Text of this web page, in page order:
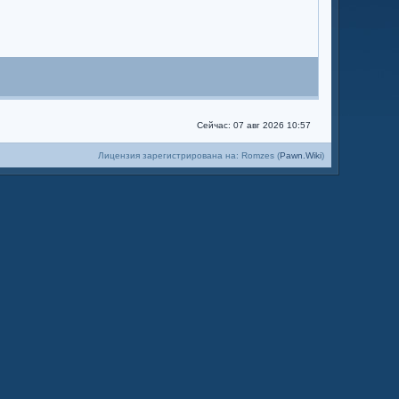
Сейчас: 07 авг 2026 10:57
Лицензия зарегистрирована на: Romzes (Pawn.Wiki)